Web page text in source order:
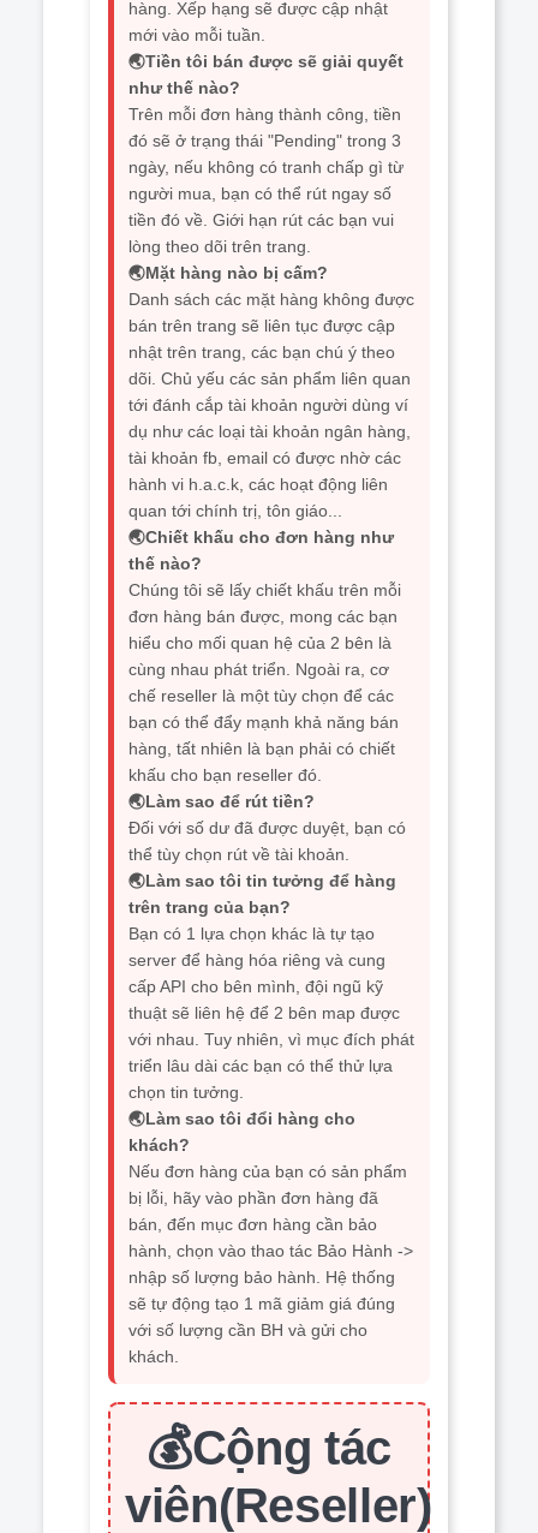
hàng. Xếp hạng sẽ được cập nhật
mới vào mỗi tuần.
🌏Tiền tôi bán được sẽ giải quyết
như thế nào?
Trên mỗi đơn hàng thành công, tiền
đó sẽ ở trạng thái "Pending" trong 3
ngày, nếu không có tranh chấp gì từ
người mua, bạn có thể rút ngay số
tiền đó về. Giới hạn rút các bạn vui
lòng theo dõi trên trang.
🌏Mặt hàng nào bị cấm?
Danh sách các mặt hàng không được
bán trên trang sẽ liên tục được cập
nhật trên trang, các bạn chú ý theo
dõi. Chủ yếu các sản phẩm liên quan
tới đánh cắp tài khoản người dùng ví
dụ như các loại tài khoản ngân hàng,
tài khoản fb, email có được nhờ các
hành vi h.a.c.k, các hoạt động liên
quan tới chính trị, tôn giáo...
🌏Chiết khấu cho đơn hàng như
thế nào?
Chúng tôi sẽ lấy chiết khấu trên mỗi
đơn hàng bán được, mong các bạn
hiểu cho mối quan hệ của 2 bên là
cùng nhau phát triển. Ngoài ra, cơ
chế reseller là một tùy chọn để các
bạn có thể đẩy mạnh khả năng bán
hàng, tất nhiên là bạn phải có chiết
khấu cho bạn reseller đó.
🌏Làm sao để rút tiền?
Đối với số dư đã được duyệt, bạn có
thể tùy chọn rút về tài khoản.
🌏Làm sao tôi tin tưởng để hàng
trên trang của bạn?
Bạn có 1 lựa chọn khác là tự tạo
server để hàng hóa riêng và cung
cấp API cho bên mình, đội ngũ kỹ
thuật sẽ liên hệ để 2 bên map được
với nhau. Tuy nhiên, vì mục đích phát
triển lâu dài các bạn có thể thử lựa
chọn tin tưởng.
🌏Làm sao tôi đổi hàng cho
khách?
Nếu đơn hàng của bạn có sản phẩm
bị lỗi, hãy vào phần đơn hàng đã
bán, đến mục đơn hàng cần bảo
hành, chọn vào thao tác Bảo Hành ->
nhập số lượng bảo hành. Hệ thống
sẽ tự động tạo 1 mã giảm giá đúng
với số lượng cần BH và gửi cho
khách.
💰Cộng tác
viên(Reseller)